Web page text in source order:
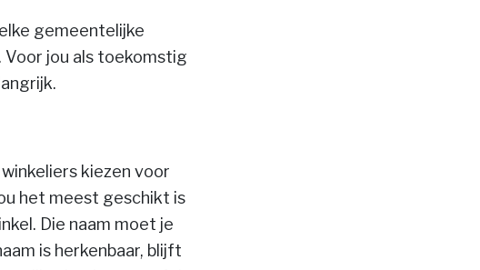
gemeentelijke
jou als toekomstig
kiezen voor
het meest geschikt is
Die naam moet je
is herkenbaar, blijft